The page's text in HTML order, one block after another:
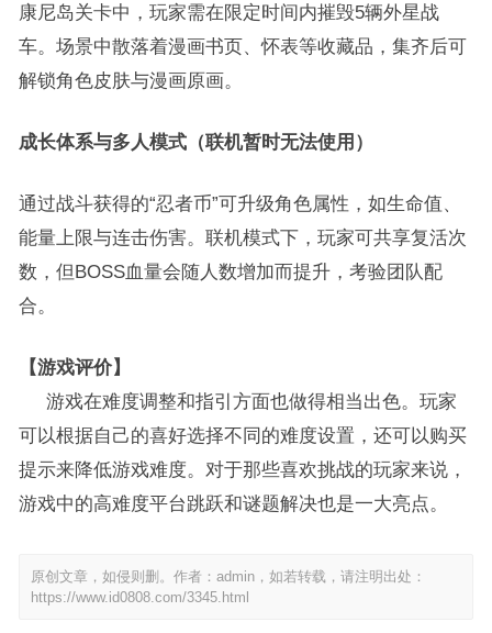
康尼岛关卡中，玩家需在限定时间内摧毁5辆外星战
车。场景中散落着漫画书页、怀表等收藏品，集齐后可
解锁角色皮肤与漫画原画。
成长体系与多人模式（联机暂时无法使用）
通过战斗获得的“忍者币”可升级角色属性，如生命值、
能量上限与连击伤害。联机模式下，玩家可共享复活次
数，但BOSS血量会随人数增加而提升，考验团队配
合。
【游戏评价】
游戏在难度调整和指引方面也做得相当出色。玩家
可以根据自己的喜好选择不同的难度设置，还可以购买
提示来降低游戏难度。对于那些喜欢挑战的玩家来说，
游戏中的高难度平台跳跃和谜题解决也是一大亮点。
原创文章，如侵则删。作者：admin，如若转载，请注明出处：
https://www.id0808.com/3345.html